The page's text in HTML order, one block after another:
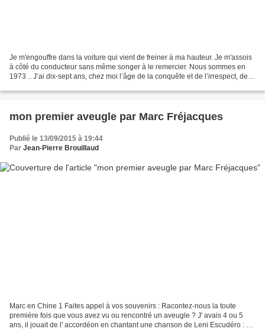
Je m'engouffre dans la voiture qui vient de freiner à ma hauteur. Je m'assois
à côté du conducteur sans même songer à le remercier. Nous sommes en
1973 .. J’ai dix-sept ans, chez moi l’âge de la conquête et de l’irrespect, de
mon premier aveugle par Marc Fréjacques
Publié le 13/09/2015 à 19:44
Par Jean-Pierre Brouillaud
Marc en Chine 1 Faites appel à vos souvenirs : Racontez-nous la toute
première fois que vous avez vu ou rencontré un aveugle ? J' avais 4 ou 5
ans, il jouait de l' accordéon en chantant une chanson de Leni Escudéro : «